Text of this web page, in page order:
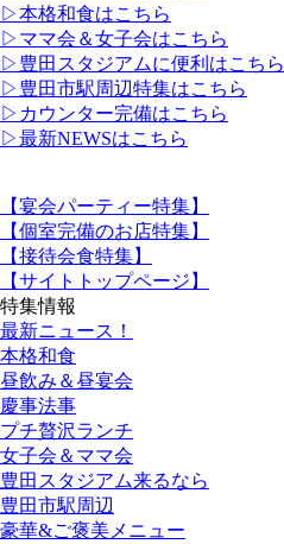
▷本格和食はこちら
▷ママ会＆女子会はこちら
▷豊田スタジアムに便利はこちら
▷豊田市駅周辺特集はこちら
▷カウンター完備はこちら
▷最新NEWSはこちら
【宴会パーティー特集】
【個室完備のお店特集】
【接待会食特集】
【サイトトップページ】
特集情報
最新ニュース！
本格和食
昼飲み＆昼宴会
慶事法事
プチ贅沢ランチ
女子会＆ママ会
豊田スタジアム来るなら
豊田市駅周辺
豪華&ご褒美メニュー